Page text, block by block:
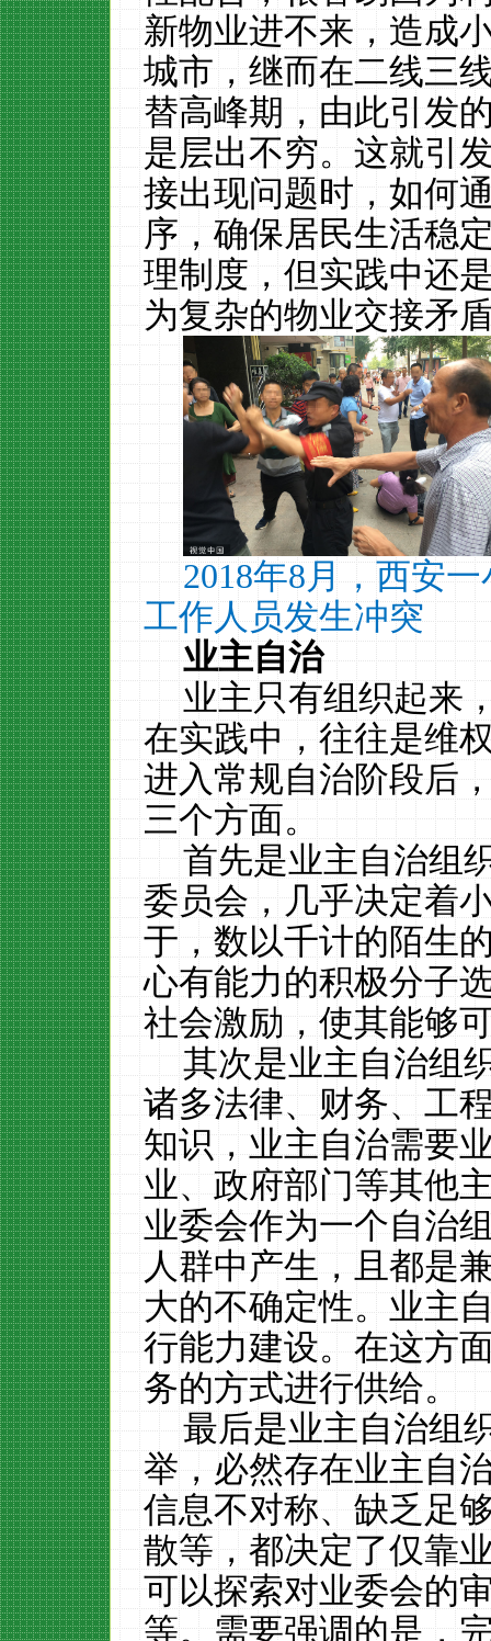
新物业进不来，造成
城市，继而在二线三
替高峰期，由此引发
是层出不穷。这就引
接出现问题时，如何
序，确保居民生活稳
理制度，但实践中还
为复杂的物业交接矛
2018年8月，西安
工作人员发生冲突
业主自治
业主只有组织起来
在实践中，往往是维
进入常规自治阶段后
三个方面。
首先是业主自治组
委员会，几乎决定着
于，数以千计的陌生
心有能力的积极分子
社会激励，使其能够
其次是业主自治组
诸多法律、财务、工
知识，业主自治需要
业、政府部门等其他
业委会作为一个自治
人群中产生，且都是
大的不确定性。业主
行能力建设。在这方
务的方式进行供给。
最后是业主自治组
举，必然存在业主自
信息不对称、缺乏足
散等，都决定了仅靠
可以探索对业委会的
等。需要强调的是，